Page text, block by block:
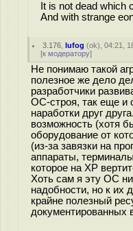
It is not dead which
And with strange
3.176 ,lufog (ok), 04:21,
[к модератору]
Не понимаю такой
полезное же дело
разработчики
ОС-строя, так еще и
наработки друг
возможность (хотя
оборудование от
(из-за завязки на
аппараты,
которое на XP
Хоть сам я эту ОС
надобности, но к их
крайне полезный
документированных